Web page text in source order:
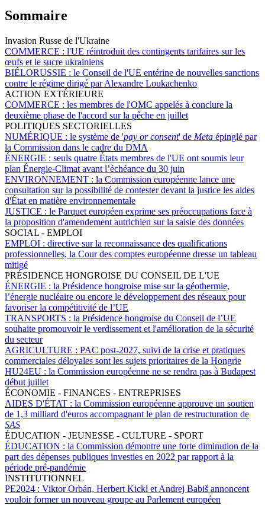
Sommaire
Invasion Russe de l'Ukraine
COMMERCE : l'UE réintroduit des contingents tarifaires sur les
œufs et le sucre ukrainiens
BIÉLORUSSIE : le Conseil de l'UE entérine de nouvelles sanctions
contre le régime dirigé par Alexandre Loukachenko
ACTION EXTÉRIEURE
COMMERCE : les membres de l'OMC appelés à conclure la
deuxième phase de l'accord sur la pêche en juillet
POLITIQUES SECTORIELLES
NUMÉRIQUE : le système de 'pay or consent' de Meta épinglé par
la Commission dans le cadre du DMA
ÉNERGIE : seuls quatre États membres de l'UE ont soumis leur
plan Énergie-Climat avant l’échéance du 30 juin
ENVIRONNEMENT : la Commission européenne lance une
consultation sur la possibilité de contester devant la justice les aides
d'État en matière environnementale
JUSTICE : le Parquet européen exprime ses préoccupations face à
la proposition d'amendement autrichien sur la saisie des données
SOCIAL - EMPLOI
EMPLOI : directive sur la reconnaissance des qualifications
professionnelles, la Cour des comptes européenne dresse un tableau
mitigé
PRÉSIDENCE HONGROISE DU CONSEIL DE L'UE
ÉNERGIE : la Présidence hongroise mise sur la géothermie,
l’énergie nucléaire ou encore le développement des réseaux pour
favoriser la compétitivité de l’UE
TRANSPORTS : la Présidence hongroise du Conseil de l’UE
souhaite promouvoir le verdissement et l'amélioration de la sécurité
du secteur
AGRICULTURE : PAC post-2027, suivi de la crise et pratiques
commerciales déloyales sont les sujets prioritaires de la Hongrie
HU24EU : la Commission européenne ne se rendra pas à Budapest
début juillet
ÉCONOMIE - FINANCES - ENTREPRISES
AIDES D'ÉTAT : la Commission européenne approuve un soutien
de 1,3 milliard d'euros accompagnant le plan de restructuration de
SAS
ÉDUCATION - JEUNESSE - CULTURE - SPORT
ÉDUCATION : la Commission démontre une forte diminution de la
part des dépenses publiques investies en 2022 par rapport à la
période pré-pandémie
INSTITUTIONNEL
PE2024 : Viktor Orbán, Herbert Kickl et Andrej Babiš annoncent
vouloir former un nouveau groupe au Parlement européen